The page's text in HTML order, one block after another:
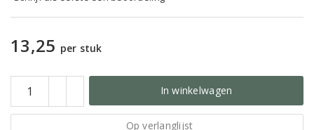
13,25 per stuk
In winkelwagen
Op verlanglijst